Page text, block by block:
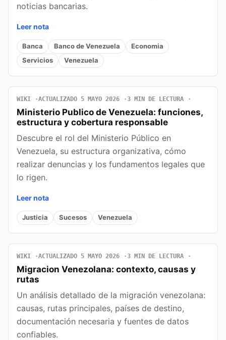
noticias bancarias.
Leer nota
Banca Banco de Venezuela
Economia
Servicios
Venezuela
WIKI ACTUALIZADO 5 MAYO 2026 3 MIN DE LECTURA
Ministerio Publico de Venezuela: funciones,
estructura y cobertura responsable
Descubre el rol del Ministerio Público en
Venezuela, su estructura organizativa, cómo
realizar denuncias y los fundamentos legales que
lo rigen.
Leer nota
Justicia Sucesos Venezuela
WIKI ACTUALIZADO 5 MAYO 2026 3 MIN DE LECTURA
Migracion Venezolana: contexto, causas y
rutas
Un análisis detallado de la migración venezolana:
causas, rutas principales, países de destino,
documentación necesaria y fuentes de datos
confiables.